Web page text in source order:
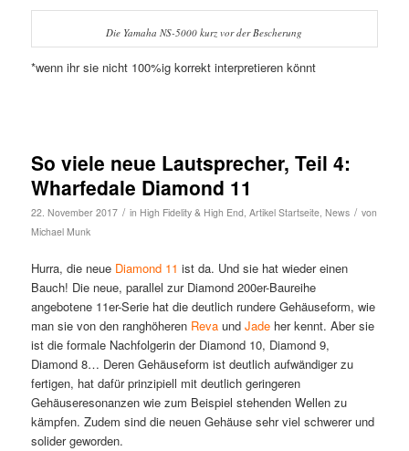
Die Yamaha NS-5000 kurz vor der Bescherung
*wenn ihr sie nicht 100%ig korrekt interpretieren könnt
So viele neue Lautsprecher, Teil 4:
Wharfedale Diamond 11
22. November 2017 / in High Fidelity & High End, Artikel Startseite, News / von
Michael Munk
Hurra, die neue Diamond 11 ist da. Und sie hat wieder einen
Bauch! Die neue, parallel zur Diamond 200er-Baureihe
angebotene 11er-Serie hat die deutlich rundere Gehäuseform, wie
man sie von den ranghöheren Revaund Jadeher kennt. Aber sie
ist die formale Nachfolgerin der Diamond 10, Diamond 9,
Diamond 8… Deren Gehäuseform ist deutlich aufwändiger zu
fertigen, hat dafür prinzipiell mit deutlich geringeren
Gehäuseresonanzen wie zum Beispiel stehenden Wellen zu
kämpfen. Zudem sind die neuen Gehäuse sehr viel schwerer und
solider geworden.